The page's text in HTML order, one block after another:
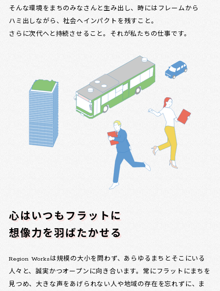
そんな環境をまちのみなさんと生み出し、時にはフレームから
ハミ出しながら、社会へインパクトを残すこと。
さらに次代へと持続させること。それが私たちの仕事です。
心はいつもフラットに
想像力を羽ばたかせる
Region Worksは規模の大小を問わず、あらゆるまちとそこにいる
人々と、誠実かつオープンに向き合います。常にフラットにまちを
見つめ、大きな声をあげられない人や地域の存在を忘れずに、ま